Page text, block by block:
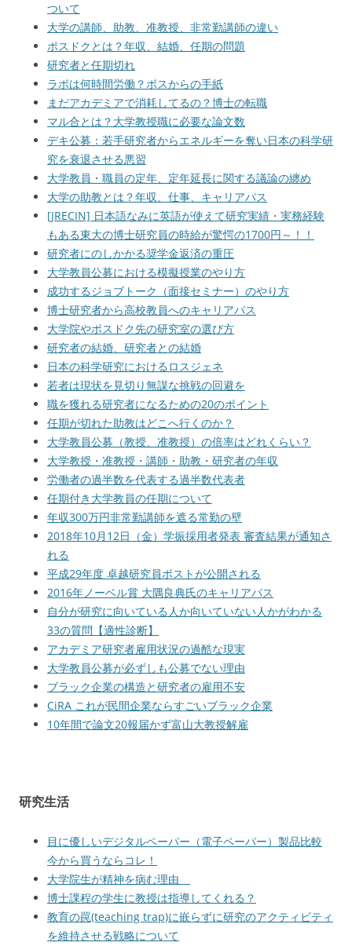
ついて
大学の講師、助教、准教授、非常勤講師の違い
ポスドクとは？年収、結婚、任期の問題
研究者と任期切れ
ラボは何時間労働？ボスからの手紙
まだアカデミアで消耗してるの？博士の転職
マル合とは？大学教授職に必要な論文数
デキ公募：若手研究者からエネルギーを奪い日本の科学研
究を衰退させる悪習
大学教員・職員の定年、定年延長に関する議論の纏め
大学の助教とは？年収、仕事、キャリアパス
[JRECIN] 日本語なみに英語が使えて研究実績・実務経験
もある東大の博士研究員の時給が驚愕の1700円～！！
研究者にのしかかる奨学金返済の重圧
大学教員公募における模擬授業のやり方
成功するジョブトーク（面接セミナー）のやり方
博士研究者から高校教員へのキャリアパス
大学院やポスドク先の研究室の選び方
研究者の結婚、研究者との結婚
日本の科学研究におけるロスジェネ
若者は現状を見切り無謀な挑戦の回避を
職を獲れる研究者になるための20のポイント
任期が切れた助教はどこへ行くのか？
大学教員公募（教授、准教授）の倍率はどれくらい？
大学教授・准教授・講師・助教・研究者の年収
労働者の過半数を代表する過半数代表者
任期付き大学教員の任期について
年収300万円非常勤講師を遮る常勤の壁
2018年10月12日（金）学振採用者発表 審査結果が通知さ
れる
平成29年度 卓越研究員ポストが公開される
2016年ノーベル賞 大隅良典氏のキャリアパス
自分が研究に向いている人か向いていない人かがわかる
33の質問【適性診断】
アカデミア研究者雇用状況の過酷な現実
大学教員公募が必ずしも公募でない理由
ブラック企業の構造と研究者の雇用不安
CiRA これが民間企業ならすごいブラック企業
10年間で論文20報届かず富山大教授解雇
研究生活
目に優しいデジタルペーパー（電子ペーパー）製品比較
今から買うならコレ！
大学院生が精神を病む理由
博士課程の学生に教授は指導してくれる？
教育の罠(teaching trap)に嵌らずに研究のアクティビティ
を維持させる戦略について